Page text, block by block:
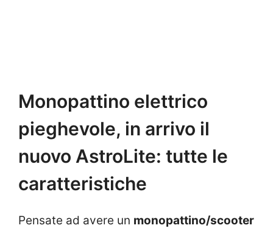
Monopattino elettrico
pieghevole, in arrivo il
nuovo AstroLite: tutte le
caratteristiche
Pensate ad avere un monopattino/scooter